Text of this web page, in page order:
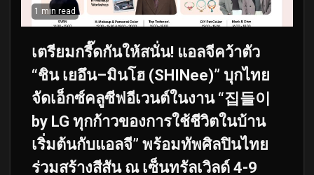
1 min read
เตรียมกรี๊ดกันให้สนั่น! แอลจีคว้าตัว
“ชิน เยอึน–มินโฮ (SHINee)” บุกไทย
จัดเอ็กซ์คลูซีฟอีเวนต์ในงาน “집들이
by LG ทุกก้าวของการใช้ชีวิตในบ้าน
เริ่มต้นกับแอลจี” พร้อมทัพศิลปินไทย
ร่วมสร้างสีสัน ณ เซ็นทรัลเวิลด์ 4-9